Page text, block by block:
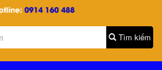
Tìm kiếm